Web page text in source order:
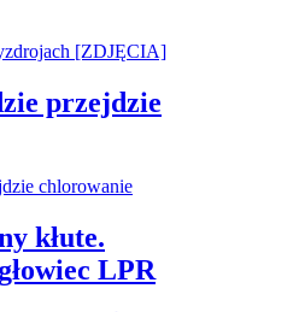
przejdzie
kłute.
LPR